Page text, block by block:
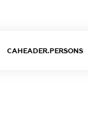
CAHEADER.PERSONS